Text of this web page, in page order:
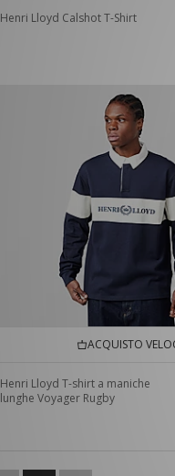
Henri Lloyd Calshot T-Shirt
ACQUISTO
Henri Lloyd T-shirt a maniche
lunghe Voyager Rugby